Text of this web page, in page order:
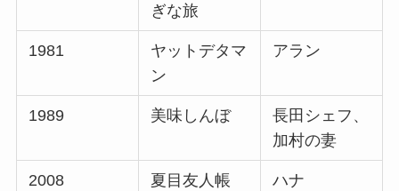
ぎな旅
1981
ヤットデタマ
ン
アラン
1989 美味しんぼ
長田シェフ、
加村の妻
2008 夏目友人帳 ハナ